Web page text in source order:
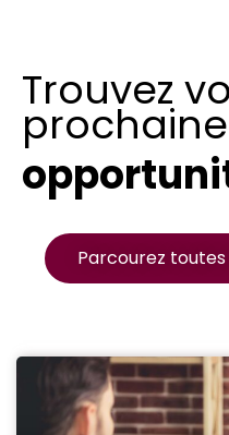
Trouvez
prochaine
Parcourez